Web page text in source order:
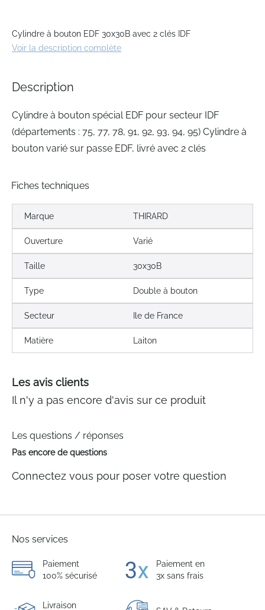
to
the
images
Cylindre à bouton EDF 30x30B avec 2 clés IDF
Voir la description complète
Description
Cylindre à bouton spécial EDF pour secteur IDF
(départements : 75, 77, 78, 91, 92, 93, 94, 95) Cylindre à
bouton varié sur passe EDF, livré avec 2 clés
Fiches techniques
Marque THIRARD
Ouverture Varié
Taille 30x30B
Type Double à bouton
Secteur Ile de France
Matière Laiton
Les avis clients
Il n'y a pas encore d'avis sur ce produit
Les questions / réponses
Pas encore de questions
Connectez vous pour poser votre question
Nos services
Paiement
100% sécurisé
Paiement en
3x sans frais
Livraison